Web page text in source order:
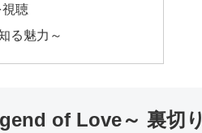
聴
る魅力～
of Love～ 裏切り